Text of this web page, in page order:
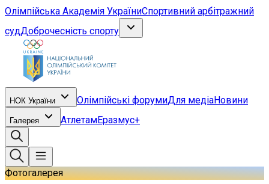
Олімпійська Академія УкраїниСпортивний арбітражний
судДоброчесність спорту
НОК України Олімпійські форумиДля медіаНовини
Галерея АтлетамЕразмус+
Фотогалерея